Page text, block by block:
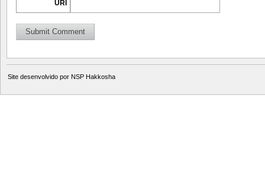
URI
Site desenvolvido por NSP Hakkosha